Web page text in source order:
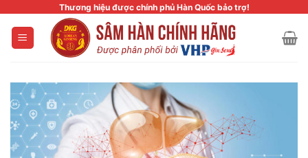
content
Thương hiệu được chính phủ Hàn Quốc bảo trợ!